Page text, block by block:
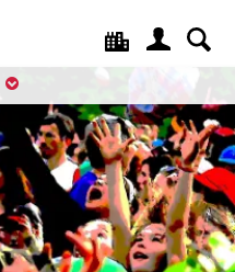
(ausgewählt)